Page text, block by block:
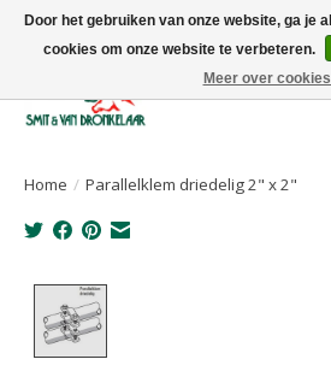
Uw leverancier voor stalinrichtingen en het
Home / Parallelklem driedelig 2" x 2"
Product image
Door het gebruiken van onze website, ga je
cookies om onze website te verbeteren.
Meer over